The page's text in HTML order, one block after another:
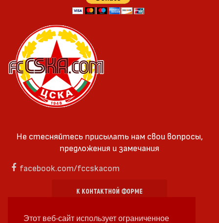
Этот веб-сайт использует ограниченное
Не стесняйтесь присылать нам свои вопросы,
предложения и замечания
facebook.com/fccskacom
К КОНТАКТНОЙ ФОРМЕ